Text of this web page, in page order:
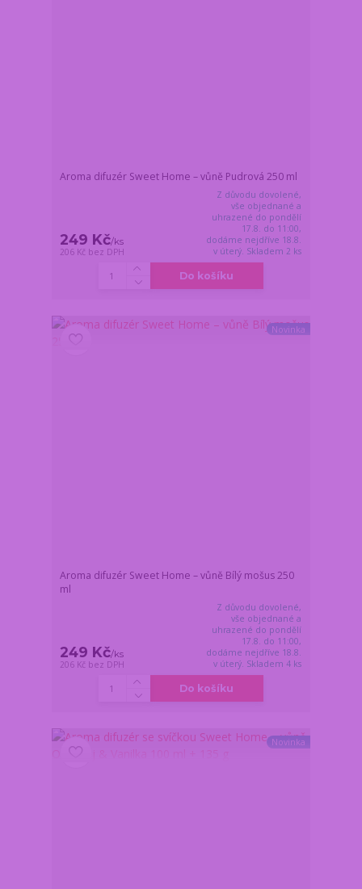
Aroma difuzér Sweet Home – vůně Pudrová 250 ml
249 Kč/ks
206 Kč bez DPH
Z důvodu dovolené,
vše objednané a
uhrazené do pondělí
17.8. do 11:00,
dodáme nejdříve 18.8.
v úterý. Skladem 2 ks
Do košíku
Novinka
Aroma difuzér Sweet Home – vůně Bílý mošus 250
ml
249 Kč/ks
206 Kč bez DPH
Z důvodu dovolené,
vše objednané a
uhrazené do pondělí
17.8. do 11:00,
dodáme nejdříve 18.8.
v úterý. Skladem 4 ks
Do košíku
Novinka